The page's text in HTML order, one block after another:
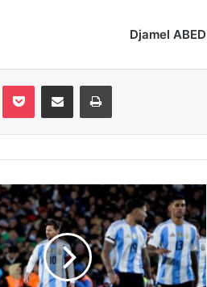
Djamel ABED
Pocket Partager par email Imprimer